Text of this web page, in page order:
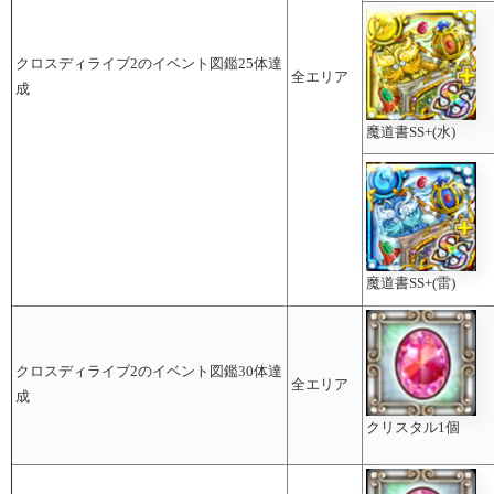
クロスディライブ2のイベント図鑑25体達
成
全エリア
魔道書SS+(水)
魔道書SS+(雷)
クロスディライブ2のイベント図鑑30体達
成
全エリア
クリスタル1個